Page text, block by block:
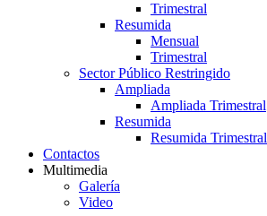
Trimestral
Resumida
Mensual
Trimestral
Sector Público Restringido
Ampliada
Ampliada Trimestral
Resumida
Resumida Trimestral
Contactos
Multimedia
Galería
Video